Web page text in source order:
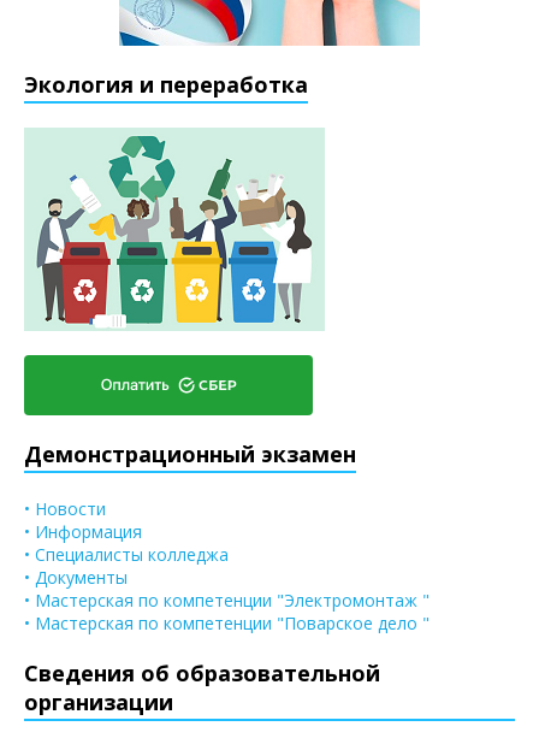
Экология и переработка
Демонстрационный экзамен
• Новости
• Информация
• Специалисты колледжа
• Документы
• Мастерская по компетенции "Электромонтаж "
• Мастерская по компетенции "Поварское дело "
Сведения об образовательной
организации